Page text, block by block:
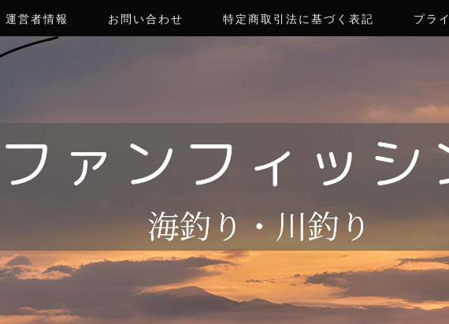
運営者情報 お問い合わせ 特定商取引法に基づく表記 プラ